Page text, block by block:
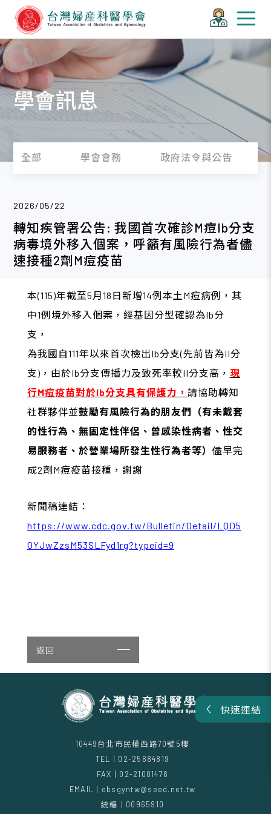
快速連結
學會訊息
全部 學會會務 政府法令與公告
2026/05/22
轉知疾管署公告: 我國首次確診M痘Ib分支
病毒境外移入個案，呼籲有風險行為者儘
速接種2劑M痘疫苗
本(115)年截至5月18日新增14例本土M痘病例，其
中1例境外移入個案，經基因分型確認為Ib分
支，
為我國自111年以來首次檢出Ib分支(先前皆為II分
支)，由於Ib分支傳播力及致死率較II分支高， 現
行M痘疫苗對於Ib分支具有保護力， 請協助轉知
社群夥伴並鼓勵有風險行為的朋友們（有未戴套
的性行為、無固定性伴侶、曾感染性病者、性交
易服務者、於營業場所發生性行為者等） 儘早完
成2劑M痘疫苗接種，謝謝
新聞稿連結：
https://www.cdc.gov.tw/Bulletin/Detail/LQD5
0YJwZzsM53SLFyd1rg?typeid=9
返回
10449台北市民權西路70號5樓
TEL | 02-25684819
FAX | 02-21001476
EMAIL | obsgyntw@seed.net.tw
統編 | 00965910